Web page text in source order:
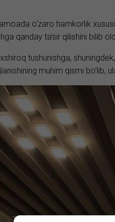
o‘zaro hamkorlik
qanday ta’sir qilishini bilib
tushunishga,
muhim qismi bo‘lib,